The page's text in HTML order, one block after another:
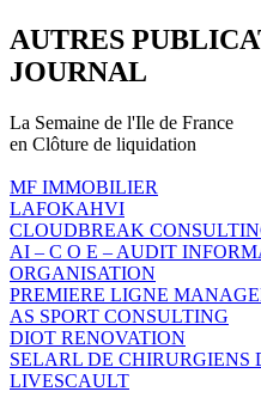
AUTRES
JOURNAL
La Semaine de l'Ile de France
en Clôture de liquidation
MF IMMOBILIER
LAFOKAHVI
CLOUDBREAK
AI – C O E – AUDIT
ORGANISATION
PREMIERE LIGNE
AS SPORT CONSULTING
DIOT RENOVATION
SELARL DE CHIRURGIENS
LIVESCAULT